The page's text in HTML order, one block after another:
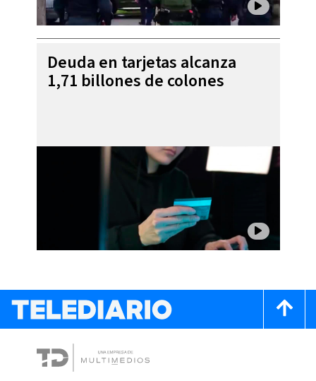
Deuda en tarjetas alcanza
1,71 billones de colones